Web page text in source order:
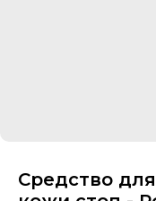
Средство